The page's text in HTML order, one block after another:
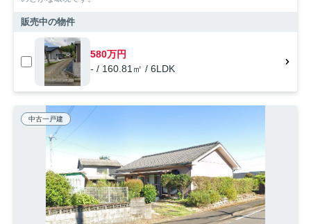
販売中の物件
580万円
- / 160.81㎡ / 6LDK
中古一戸建